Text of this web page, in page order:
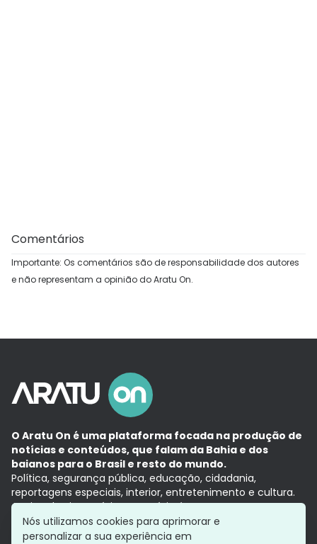
Comentários
Importante: Os comentários são de responsabilidade dos autores
e não representam a opinião do Aratu On.
O Aratu On é uma plataforma focada na produção de
notícias e conteúdos, que falam da Bahia e dos
baianos para o Brasil e resto do mundo.
Política, segurança pública, educação, cidadania,
reportagens especiais, interior, entretenimento e cultura.
Aqui, tudo vira notícia e a notícia é no tempo presente,
com a credibilidade do Grupo Aratu.
Grupo Aratu
Política de privacidade
Nós utilizamos cookies para aprimorar e
personalizar a sua experiência em